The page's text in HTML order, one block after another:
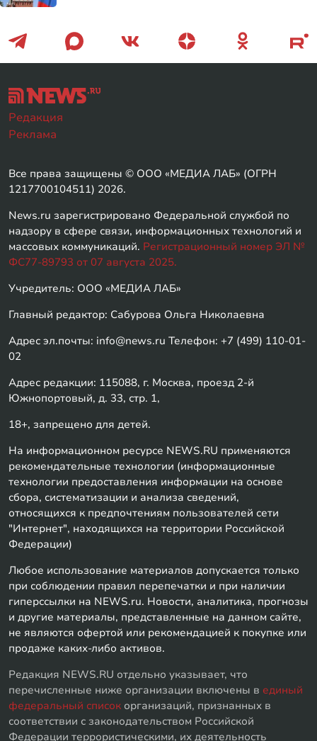
Редакция
Реклама
Все права защищены © ООО «МЕДИА ЛАБ» (ОГРН
1217700104511) 2026.
News.ru зарегистрировано Федеральной службой по
надзору в сфере связи, информационных технологий и
массовых коммуникаций. Регистрационный номер ЭЛ №
ФС77-89793 от 07 августа 2025.
Учредитель: ООО «МЕДИА ЛАБ»
Главный редактор: Сабурова Ольга Николаевна
Адрес эл.почты: info@news.ru Телефон: +7 (499) 110-01-
02
Адрес редакции: 115088, г. Москва, проезд 2-й
Южнопортовый, д. 33, стр. 1,
18+, запрещено для детей.
На информационном ресурсе NEWS.RU применяются
рекомендательные технологии (информационные
технологии предоставления информации на основе
сбора, систематизации и анализа сведений,
относящихся к предпочтениям пользователей сети
"Интернет", находящихся на территории Российской
Федерации)
Любое использование материалов допускается только
при соблюдении правил перепечатки и при наличии
гиперссылки на NEWS.ru. Новости, аналитика, прогнозы
и другие материалы, представленные на данном сайте,
не являются офертой или рекомендацией к покупке или
продаже каких-либо активов.
Редакция NEWS.RU отдельно указывает, что
перечисленные ниже организации включены в единый
федеральный список организаций, признанных в
соответствии с законодательством Российской
Федерации террористическими, их деятельность